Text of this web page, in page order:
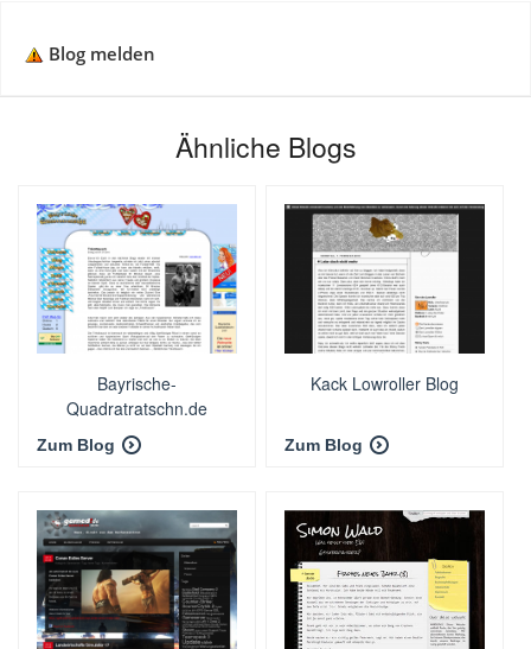
Blog melden
Ähnliche Blogs
Bayrische-
Quadratratschn.de
Zum Blog
Kack Lowroller Blog
Zum Blog